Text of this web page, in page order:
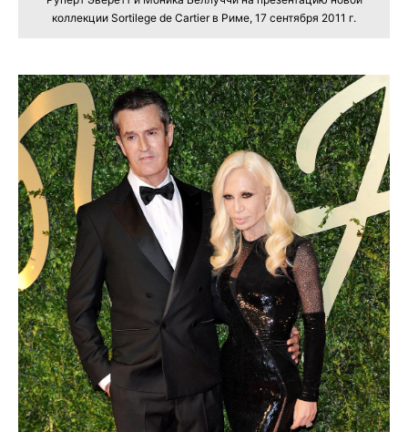
коллекции Sortilege de Cartier в Риме, 17 сентября 2011 г.